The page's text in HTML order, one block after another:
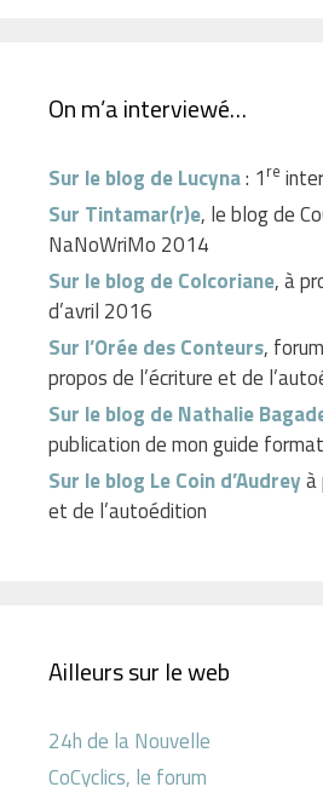
On m’a interviewé…
Sur le blog de Lucyna: 1 re
Sur Tintamar(r)e, le blog de
NaNoWriMo 2014
Sur le blog de Colcoriane, à
d’avril 2016
Sur l’Orée des Conteurs,
propos de l’écriture et de
Sur le blog de Nathalie
publication de mon guide
Sur le blog Le Coin d’Audreyà
et de l’autoédition
Ailleurs sur le web
24h de la Nouvelle
CoCyclics, le forum